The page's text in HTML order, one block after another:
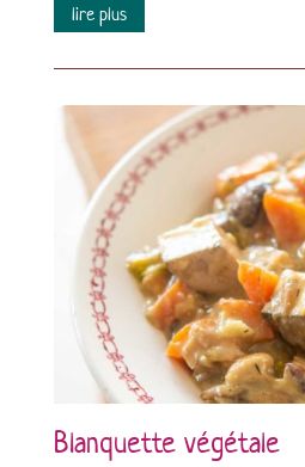
lire plus
Blanquette végétale